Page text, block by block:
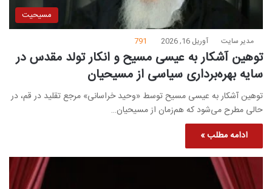
مسیحیت
مدیر سایت آوریل 16, 2026 791
توهین آشکار به عیسی مسیح و انکار تولد مقدس در
سایه بهره‌برداری سیاسی از مسیحیان
توهین آشکار به عیسی مسیح توسط «وحید خراسانی» مرجع تقلید در قم، در
حالی مطرح می‌شود که هم‌زمان از مسیحیان…
ادامه مطلب »